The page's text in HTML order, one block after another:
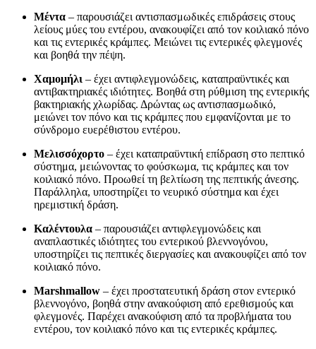
Μέντα – παρουσιάζει αντισπασμωδικές επιδράσεις στους
λείους μύες του εντέρου, ανακουφίζει από τον κοιλιακό πόνο
και τις εντερικές κράμπες. Μειώνει τις εντερικές φλεγμονές
και βοηθά την πέψη.
Χαμομήλι – έχει αντιφλεγμονώδεις, καταπραϋντικές και
αντιβακτηριακές ιδιότητες. Βοηθά στη ρύθμιση της εντερικής
βακτηριακής χλωρίδας. Δρώντας ως αντισπασμωδικό,
μειώνει τον πόνο και τις κράμπες που εμφανίζονται με το
σύνδρομο ευερέθιστου εντέρου.
Μελισσόχορτο – έχει καταπραϋντική επίδραση στο πεπτικό
σύστημα, μειώνοντας το φούσκωμα, τις κράμπες και τον
κοιλιακό πόνο. Προωθεί τη βελτίωση της πεπτικής άνεσης.
Παράλληλα, υποστηρίζει το νευρικό σύστημα και έχει
ηρεμιστική δράση.
Καλέντουλα – παρουσιάζει αντιφλεγμονώδεις και
αναπλαστικές ιδιότητες του εντερικού βλεννογόνου,
υποστηρίζει τις πεπτικές διεργασίες και ανακουφίζει από τον
κοιλιακό πόνο.
Marshmallow – έχει προστατευτική δράση στον εντερικό
βλεννογόνο, βοηθά στην ανακούφιση από ερεθισμούς και
φλεγμονές. Παρέχει ανακούφιση από τα προβλήματα του
εντέρου, τον κοιλιακό πόνο και τις εντερικές κράμπες.